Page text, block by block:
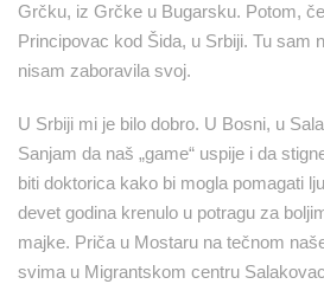
Grčku, iz Grčke u Bugarsku. Potom,
Principovac kod Šida, u Srbiji. Tu sam
nisam zaboravila svoj.
U Srbiji mi je bilo dobro. U Bosni, u
Sanjam da naš „game“ uspije i da
biti doktorica kako bi mogla pomagati
devet godina krenulo u potragu za
majke. Priča u Mostaru na tečnom
svima u Migrantskom centru